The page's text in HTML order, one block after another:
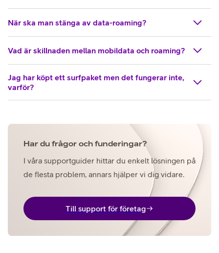
När ska man stänga av data-roaming?
Vad är skillnaden mellan mobildata och roaming?
Jag har köpt ett surfpaket men det fungerar inte,
varför?
Har du frågor och funderingar?
I våra supportguider hittar du enkelt lösningen på
de flesta problem, annars hjälper vi dig vidare.
Till support för företag